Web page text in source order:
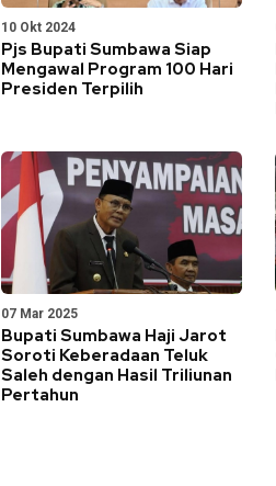
10 Okt 2024
Pjs Bupati Sumbawa Siap
Mengawal Program 100 Hari
Presiden Terpilih
07 Mar 2025
Bupati Sumbawa Haji Jarot
Soroti Keberadaan Teluk
Saleh dengan Hasil Triliunan
Pertahun